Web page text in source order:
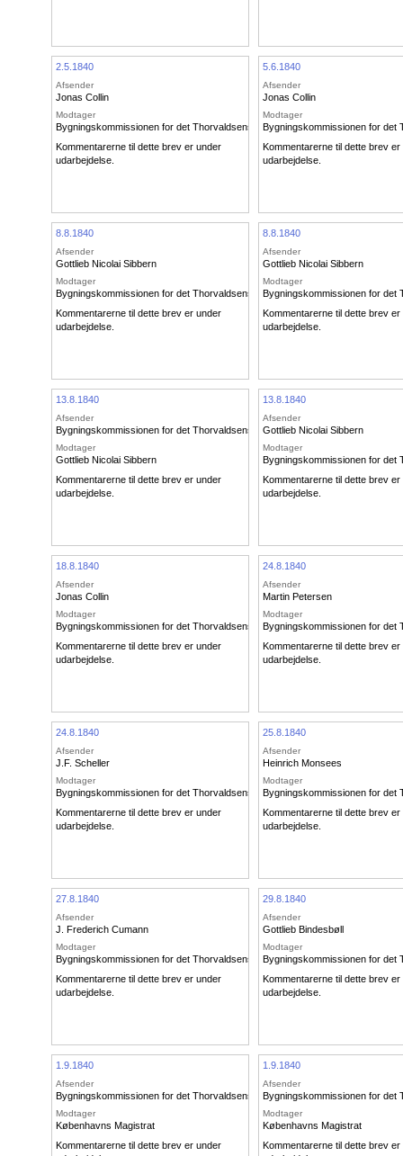
2.5.1840
Afsender
Jonas Collin
Modtager
Bygningskommissionen for det Thorvaldsenske Museum
Kommentarerne til dette brev er under
udarbejdelse.
5.6.1840
Afsender
Jonas Collin
Modtager
Bygningskommissionen for det
Kommentarerne til dette brev er
udarbejdelse.
8.8.1840
Afsender
Gottlieb Nicolai Sibbern
Modtager
Bygningskommissionen for det Thorvaldsenske Museum
Kommentarerne til dette brev er under
udarbejdelse.
8.8.1840
Afsender
Gottlieb Nicolai Sibbern
Modtager
Bygningskommissionen for det
Kommentarerne til dette brev er
udarbejdelse.
13.8.1840
Afsender
Bygningskommissionen for det Thorvaldsenske Museum
Modtager
Gottlieb Nicolai Sibbern
Kommentarerne til dette brev er under
udarbejdelse.
13.8.1840
Afsender
Gottlieb Nicolai Sibbern
Modtager
Bygningskommissionen for det
Kommentarerne til dette brev er
udarbejdelse.
18.8.1840
Afsender
Jonas Collin
Modtager
Bygningskommissionen for det Thorvaldsenske Museum
Kommentarerne til dette brev er under
udarbejdelse.
24.8.1840
Afsender
Martin Petersen
Modtager
Bygningskommissionen for det
Kommentarerne til dette brev er
udarbejdelse.
24.8.1840
Afsender
J.F. Scheller
Modtager
Bygningskommissionen for det Thorvaldsenske Museum
Kommentarerne til dette brev er under
udarbejdelse.
25.8.1840
Afsender
Heinrich Monsees
Modtager
Bygningskommissionen for det
Kommentarerne til dette brev er
udarbejdelse.
27.8.1840
Afsender
J. Frederich Cumann
Modtager
Bygningskommissionen for det Thorvaldsenske Museum
Kommentarerne til dette brev er under
udarbejdelse.
29.8.1840
Afsender
Gottlieb Bindesbøll
Modtager
Bygningskommissionen for det
Kommentarerne til dette brev er
udarbejdelse.
1.9.1840
Afsender
Bygningskommissionen for det Thorvaldsenske Museum
Modtager
Københavns Magistrat
Kommentarerne til dette brev er under
1.9.1840
Afsender
Bygningskommissionen for det
Modtager
Københavns Magistrat
Kommentarerne til dette brev er